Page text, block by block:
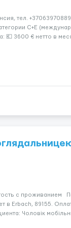
тел.
C+E
💶 3600 € нетто в
В среднем 400–500 км
с проживанием
в Erbach, 89155.
Чоловік